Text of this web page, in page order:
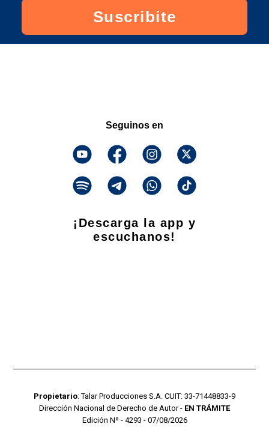
Suscribite
Seguinos en
¡Descarga la app y
escuchanos!
Propietario: Talar Producciones S.A. CUIT: 33-71448833-9
Dirección Nacional de Derecho de Autor - EN TRÁMITE
Edición Nº - 4293 - 07/08/2026